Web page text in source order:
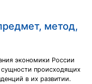
метод,
экономики России
сущности происходящих
в их развитии.